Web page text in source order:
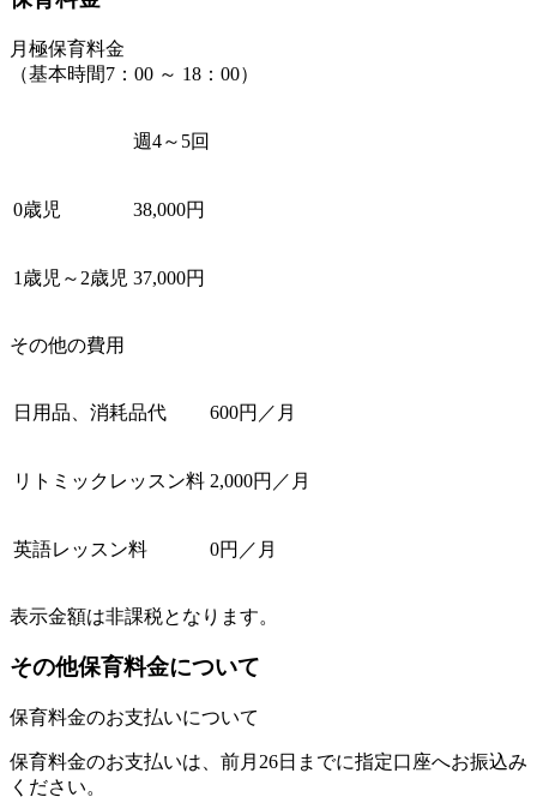
月極保育料金
（基本時間7：00 ～ 18：00）
週4～5回
0歳児 38,000円
1歳児～2歳児 37,000円
その他の費用
日用品、消耗品代 600円／月
リトミックレッスン料 2,000円／月
英語レッスン料 0円／月
表示金額は非課税となります。
その他保育料金について
保育料金のお支払いについて
保育料金のお支払いは、前月26日までに指定口座へお振込み
ください。